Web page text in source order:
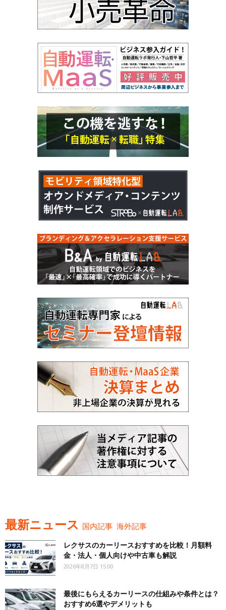
最新ニュース 国内記事 海外記事
レクサスのカーリースおすすめを比較！月額料
金・法人・個人向けや中古車も解説
2026年8月7日 15:00
最後にもらえるカーリースの仕組みや条件とは？
おすすめ6選やデメリットも